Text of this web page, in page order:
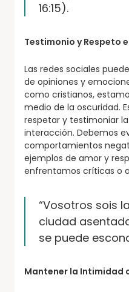
16:15).
Testimonio y Respeto
Las redes sociales
de opiniones y
como cristianos,
medio de la oscuridad.
respetar y testimoniar
interacción. Debemos
comportamientos
ejemplos de amor y
enfrentamos críticas o
“Vosotros sois
ciudad
se puede
Mantener la Intimidad